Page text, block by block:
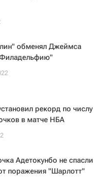
обменял Джеймса
рекорд по числу
в матче НБА
Адетокунбо не спасли
поражения "Шарлотт"